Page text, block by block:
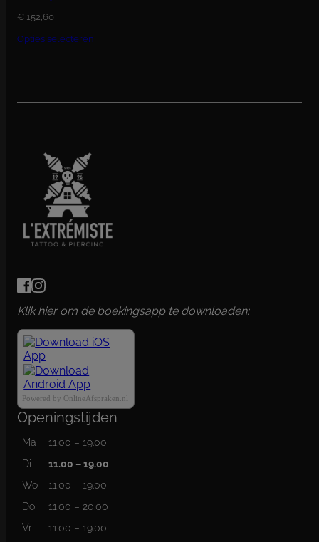
€ 152,60
Opties selecteren
Klik hier om de boekingsapp te downloaden:
Powered by OnlineAfspraken.nl
Openingstijden
Ma
11.00 – 19.00
Di
11.00 – 19.00
Wo
11.00 – 19.00
Do
11.00 – 20.00
Vr
11.00 – 19.00